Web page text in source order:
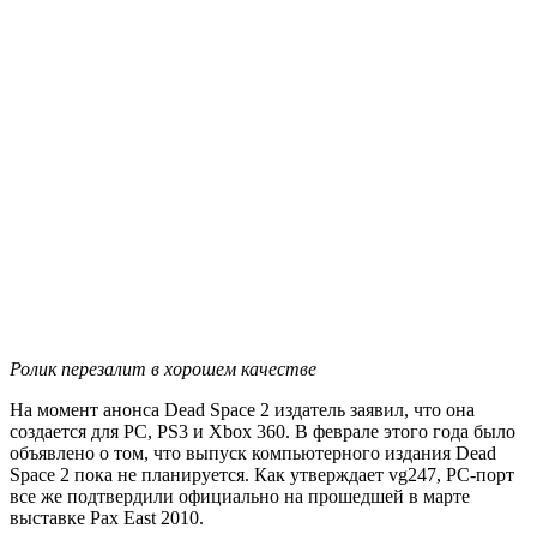
Ролик перезалит в хорошем качестве
На момент анонса Dead Space 2 издатель заявил, что она
создается для РС, PS3 и Xbox 360. В феврале этого года было
объявлено о том, что выпуск компьютерного издания Dead
Space 2 пока не планируется. Как утверждает vg247, РС-порт
все же подтвердили официально на прошедшей в марте
выставке Pax East 2010.